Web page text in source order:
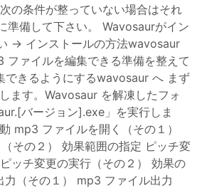
の条件が整っていない場合はそれ
準備して下さい。 Wavosaurがイン
→ インストールの方法wavosaur
ァイルを編集できる準備を整えて
きるようにするwavosaur へ まず
ます。Wavosaur を解凍したフォ
バージョン].exe」を実行しま
mp3 ファイルを開く（その１）
その２） 効果範囲の指定 ピッチ変
ッチ変更の実行（その２） 効果の
（その１） mp3 ファイル出力